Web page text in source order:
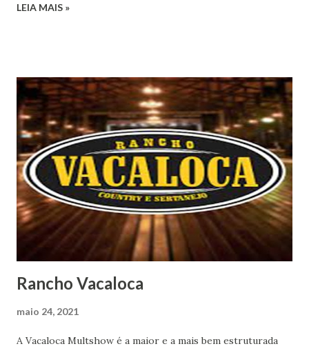
LEIA MAIS »
Rancho Vacaloca
maio 24, 2021
A Vacaloca Multshow é a maior e a mais bem estruturada